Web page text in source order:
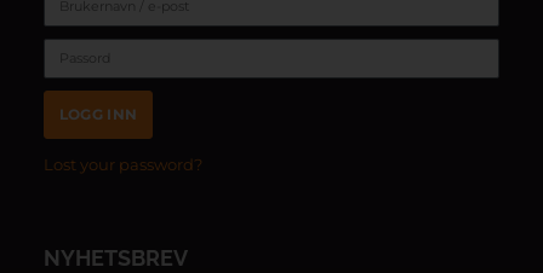
LOGG INN
Lost your password?
NYHETSBREV